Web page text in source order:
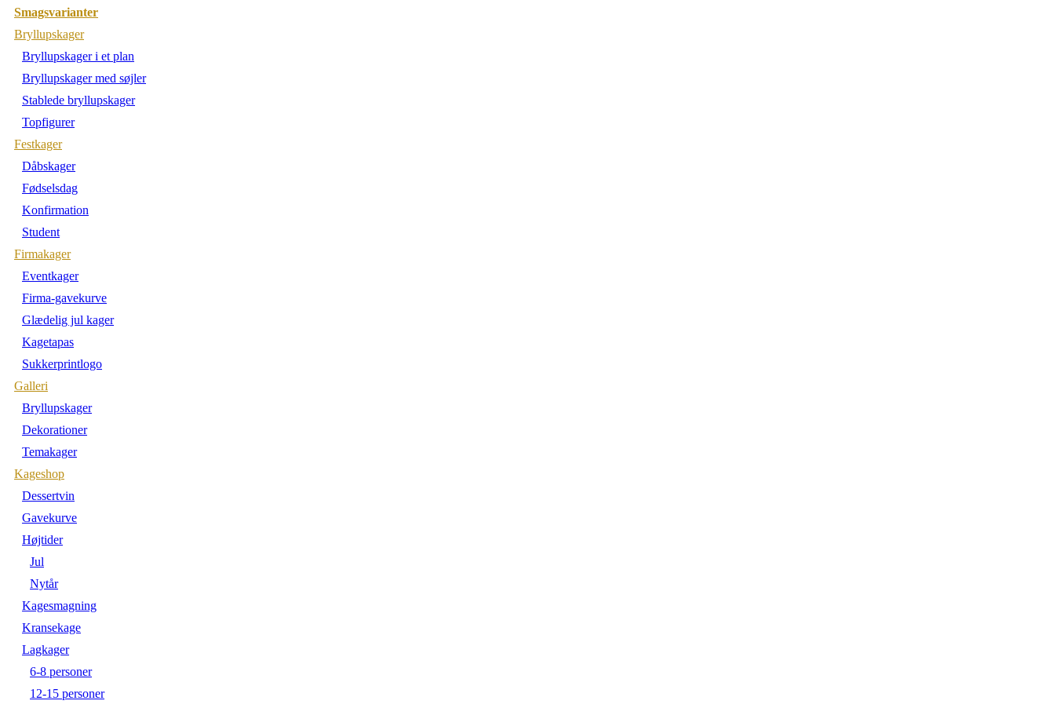
Smagsvarianter
Bryllupskager
Bryllupskager i et plan
Bryllupskager med søjler
Stablede bryllupskager
Topfigurer
Festkager
Dåbskager
Fødselsdag
Konfirmation
Student
Firmakager
Eventkager
Firma-gavekurve
Glædelig jul kager
Kagetapas
Sukkerprintlogo
Galleri
Bryllupskager
Dekorationer
Temakager
Kageshop
Dessertvin
Gavekurve
Højtider
Jul
Nytår
Kagesmagning
Kransekage
Lagkager
6-8 personer
12-15 personer